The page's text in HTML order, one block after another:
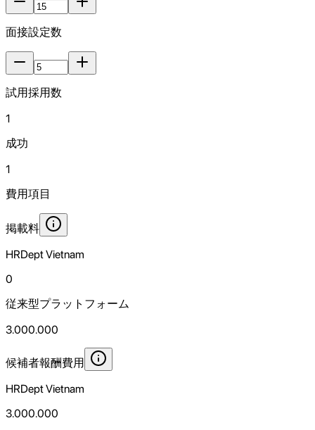
面接設定数
試用採用数
1
成功
1
費用項目
掲載料
HRDept Vietnam
0
従来型プラットフォーム
3.000.000
候補者報酬費用
HRDept Vietnam
3.000.000